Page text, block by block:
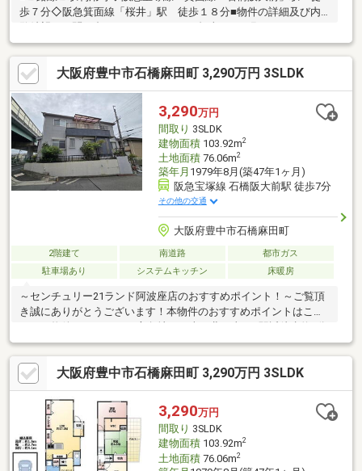
歩７分◇阪急箕面線「桜井」駅 徒歩１８分■物件の詳細及び内
す。（フリーコール ０１２０－９８９－１０１）
大阪府豊中市石橋麻田町 3,290万円 3SLDK
3,290万円
間取り 3SLDK
建物面積103.92m2
土地面積76.06m2
築年月 1979年8月(築47年1ヶ月)
阪急宝塚線 石橋阪大前駅 徒歩7分
その他の交通
大阪府豊中市石橋麻田町
2階建て 南道路
都市ガス
駐車場あり
システムキッチン 床暖房
～センチュリー21ランド阿波座店のおすすめポイント！～ご覧頂
き誠にありがとうございます！本物件のおすすめポイントはこち
●2024年12月フルリノベーション済＜立地＞●阪急宝塚線「石橋阪
大前」駅より徒歩約7分お気軽にお問い合わせください！＜センチ
ュリー21ランドについて＞●センチュリー21ランド阿波座店
は・・・ お客様のニーズに寄り添い、大切なお住まいのご購入
に最後まで伴走いたします！●リフォームのご相談も承っており
ます。●不動産に関するお悩み等、なんでもお気軽にご相談くだ
さいませ！
大阪府豊中市石橋麻田町 3,290万円 3SLDK
3,290万円
間取り 3SLDK
建物面積103.92m2
土地面積76.06m2